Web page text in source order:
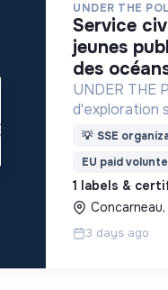
UNDER THE
service civique - sensibiliser les
jeunes
des
UNDER THE
d'exploration
recherche
💡 SSE
EU paid
1 labels &
3 days ago